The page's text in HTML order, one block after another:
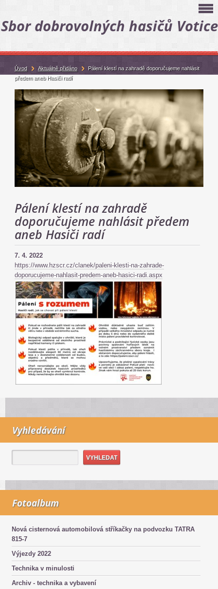
Sbor dobrovolných hasičů Votice
Pálení klestí na zahradě
doporučujeme nahlásit předem
aneb Hasiči radí
7. 4. 2022
https://www.hzscr.cz/clanek/paleni-klesti-na-zahrade-
doporucujeme-nahlasit-predem-aneb-hasici-radi.aspx
Vyhledávání
Fotoalbum
Nová cisternová automobilová stříkačky na podvozku TATRA
815-7
Výjezdy 2022
Technika v minulosti
Archiv - technika a vybavení
Úvod Aktuálně přidáno
Pálení klestí na zahradě doporučujeme nahlásit
předem aneb Hasiči radí